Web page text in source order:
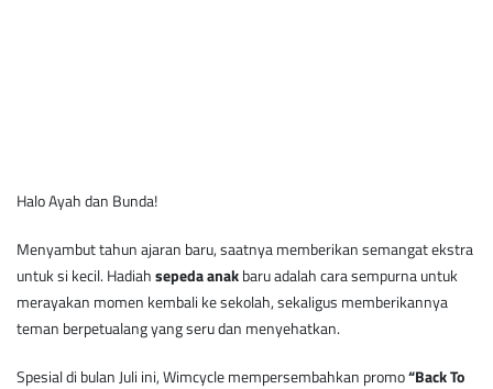
Halo Ayah dan Bunda!
Menyambut tahun ajaran baru, saatnya memberikan semangat ekstra
untuk si kecil. Hadiahsepeda anakbaru adalah cara sempurna untuk
merayakan momen kembali ke sekolah, sekaligus memberikannya
teman berpetualang yang seru dan menyehatkan.
Spesial di bulan Juli ini, Wimcycle mempersembahkan promo“Back To